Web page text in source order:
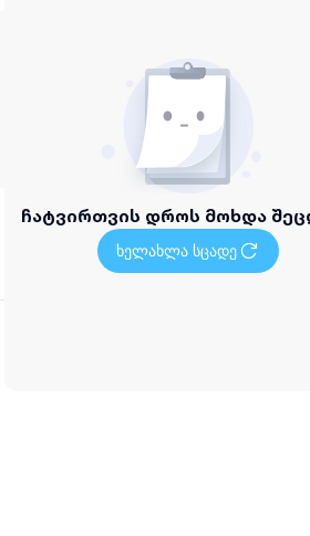
ჩატვირთვის დროს მოხდა
ხელახლა სცადე